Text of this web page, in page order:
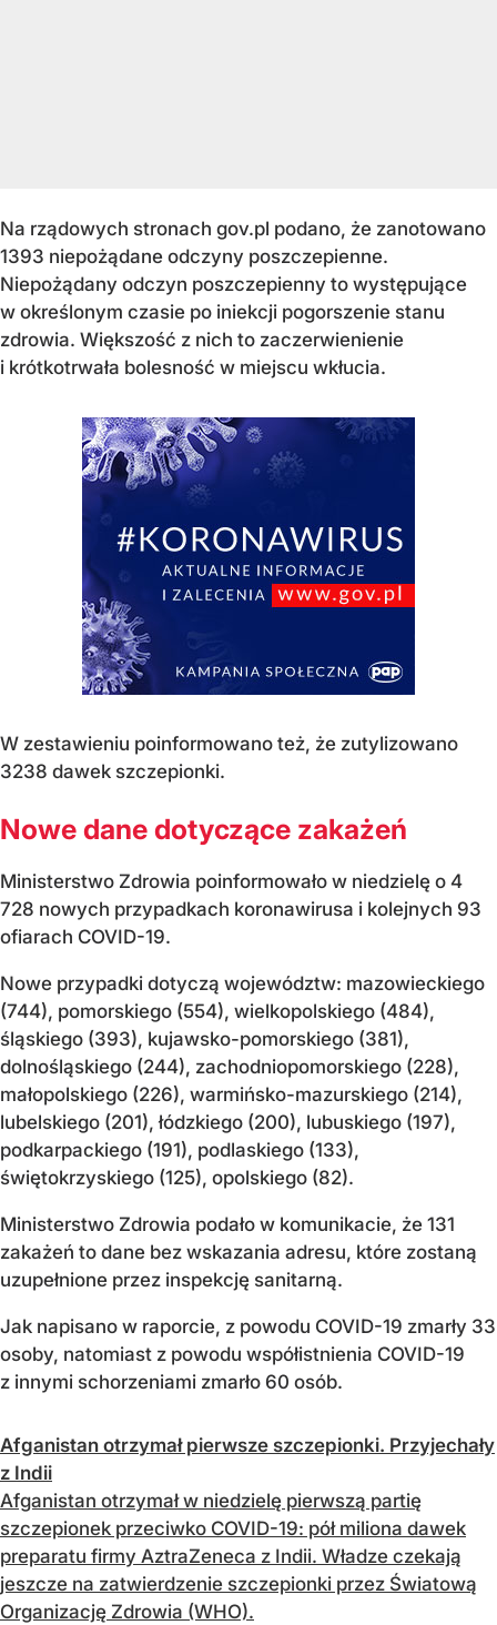
Na rządowych stronach gov.pl podano, że zanotowano
1393 niepożądane odczyny poszczepienne.
Niepożądany odczyn poszczepienny to występujące
w określonym czasie po iniekcji pogorszenie stanu
zdrowia. Większość z nich to zaczerwienienie
i krótkotrwała bolesność w miejscu wkłucia.
W zestawieniu poinformowano też, że zutylizowano
3238 dawek szczepionki.
Nowe dane dotyczące zakażeń
Ministerstwo Zdrowia poinformowało w niedzielę o 4
728 nowych przypadkach koronawirusa i kolejnych 93
ofiarach COVID-19.
Nowe przypadki dotyczą województw: mazowieckiego
(744), pomorskiego (554), wielkopolskiego (484),
śląskiego (393), kujawsko-pomorskiego (381),
dolnośląskiego (244), zachodniopomorskiego (228),
małopolskiego (226), warmińsko-mazurskiego (214),
lubelskiego (201), łódzkiego (200), lubuskiego (197),
podkarpackiego (191), podlaskiego (133),
świętokrzyskiego (125), opolskiego (82).
Ministerstwo Zdrowia podało w komunikacie, że 131
zakażeń to dane bez wskazania adresu, które zostaną
uzupełnione przez inspekcję sanitarną.
Jak napisano w raporcie, z powodu COVID-19 zmarły 33
osoby, natomiast z powodu współistnienia COVID-19
z innymi schorzeniami zmarło 60 osób.
Afganistan otrzymał pierwsze szczepionki. Przyjechały
z Indii
Afganistan otrzymał w niedzielę pierwszą partię
szczepionek przeciwko COVID-19: pół miliona dawek
preparatu firmy AztraZeneca z Indii. Władze czekają
jeszcze na zatwierdzenie szczepionki przez Światową
Organizację Zdrowia (WHO).